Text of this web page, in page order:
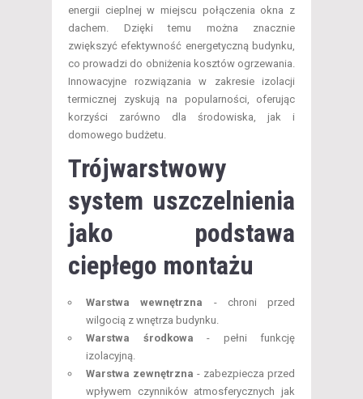
energii cieplnej w miejscu połączenia okna z
dachem. Dzięki temu można znacznie
zwiększyć efektywność energetyczną budynku,
co prowadzi do obniżenia kosztów ogrzewania.
Innowacyjne rozwiązania w zakresie izolacji
termicznej zyskują na popularności, oferując
korzyści zarówno dla środowiska, jak i
domowego budżetu.
Trójwarstwowy
system uszczelnienia
jako podstawa
ciepłego montażu
Warstwa wewnętrzna - chroni przed
wilgocią z wnętrza budynku.
Warstwa środkowa - pełni funkcję
izolacyjną.
Warstwa zewnętrzna - zabezpiecza przed
wpływem czynników atmosferycznych jak